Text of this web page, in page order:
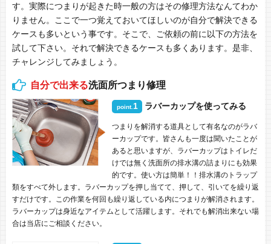
す。実際につまりが起きた時一般の方はその修理方法なんてわか
りません。ここで一つ覚えておいてほしいのが自分で解決できる
ケースも多いという事です。そこで、ご依頼の前に以下の方法を
試して下さい。それで解決できるケースも多くあります。是非、
チャレンジしてみましょう。
自分で出来る洗面所つまり修理
point. 1 ラバーカップを使ってみる
つまりを解消する道具として有名なのがラバ
ーカップです。皆さんも一度は聞いたことが
あると思いますが、ラバーカップはトイレだ
けでは無く洗面所の排水溝の詰まりにも効果
的です。使い方は簡単！！排水溝のトラップ
類をすべて外します。ラバーカップを押し当てて、押して、引いてを繰り返
すだけです。この作業を何回も繰り返している内につまりが解消されます。
ラバーカップは身近なアイテムとして活躍します。それでも解消出来ない場
合は当店にご相談ください。